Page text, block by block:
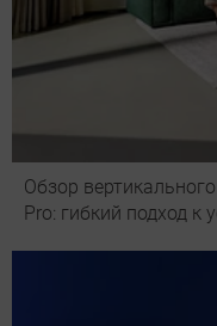
Обзор
Pro: гибкий подход к